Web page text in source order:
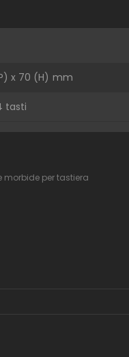
x 70 (H) mm
tasti
morbide per tastiera